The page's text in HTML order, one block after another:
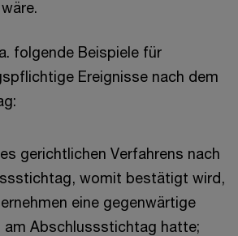
folgende Beispiele für
Ereignisse nach dem
gerichtlichen Verfahrens nach
womit bestätigt wird,
eine gegenwärtige
am Abschlussstichtag hatte;